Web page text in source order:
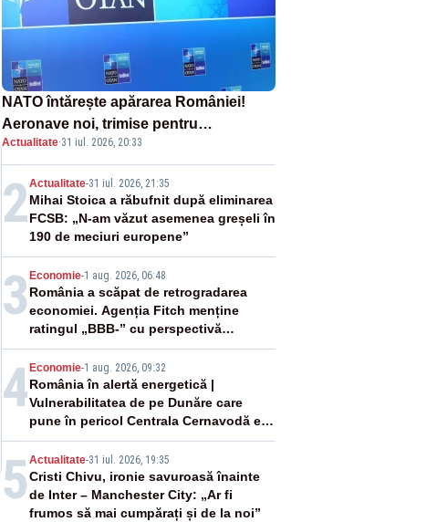
NATO întărește apărarea României!
Aeronave noi, trimise pentru
interceptarea și distrugerea dronelor
Actualitate·31 iul. 2026, 20:33
2Actualitate-31 iul. 2026, 21:35
Mihai Stoica a răbufnit după eliminarea
FCSB: „N-am văzut asemenea greșeli în
190 de meciuri europene”
3 Economie-1 aug. 2026, 06:48
România a scăpat de retrogradarea
economiei. Agenția Fitch menține
ratingul „BBB-” cu perspectivă
negativă
4 Economie-1 aug. 2026, 09:32
România în alertă energetică |
Vulnerabilitatea de pe Dunăre care
pune în pericol Centrala Cernavodă era
cunoscută de pe vremea lui Ceaușescu
5 Actualitate-31 iul. 2026, 19:35
Cristi Chivu, ironie savuroasă înainte
de Inter – Manchester City: „Ar fi
frumos să mai cumpărați și de la noi”